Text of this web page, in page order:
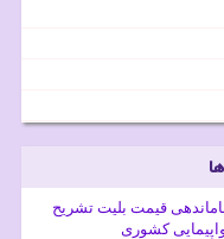
قیمت بلیت تشریح
کشوری